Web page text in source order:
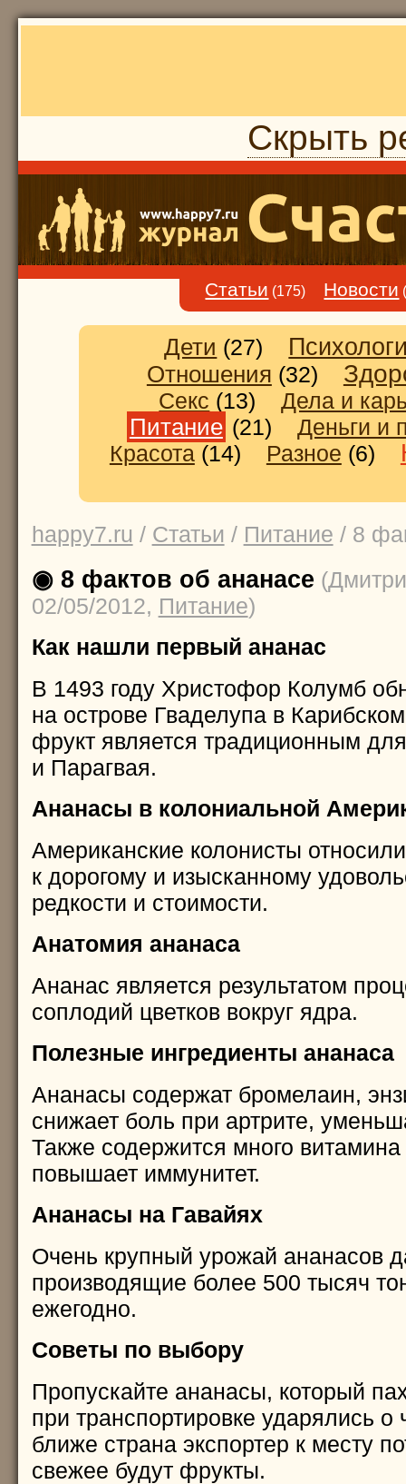
Скрыть
Статьи (175) Новости
Дети (27)
Отношения (32)
Секс (13) Дела и
Питание (21) Деньги и
Красота (14) Разное (6)
happy7.ru / Статьи / Питание / 8
◉ 8 фактов об ананасе
02/05/2012, Питание)
Как нашли первый ананас
В 1493 году Христофор Колумб
на острове Гваделупа в
фрукт является традиционным
и Парагвая.
Ананасы в колониальной
Американские колонисты
к дорогому и изысканному
редкости и стоимости.
Анатомия ананаса
Ананас является результатом
соплодий цветков вокруг ядра.
Полезные ингредиенты ананаса
Ананасы содержат бромелаин,
снижает боль при артрите,
Также содержится много
повышает иммунитет.
Ананасы на Гавайях
Очень крупный урожай ананасов
производящие более 500 тысяч
ежегодно.
Советы по выбору
Пропускайте ананасы, который
при транспортировке ударялись о
ближе страна экспортер к месту
свежее будут фрукты.